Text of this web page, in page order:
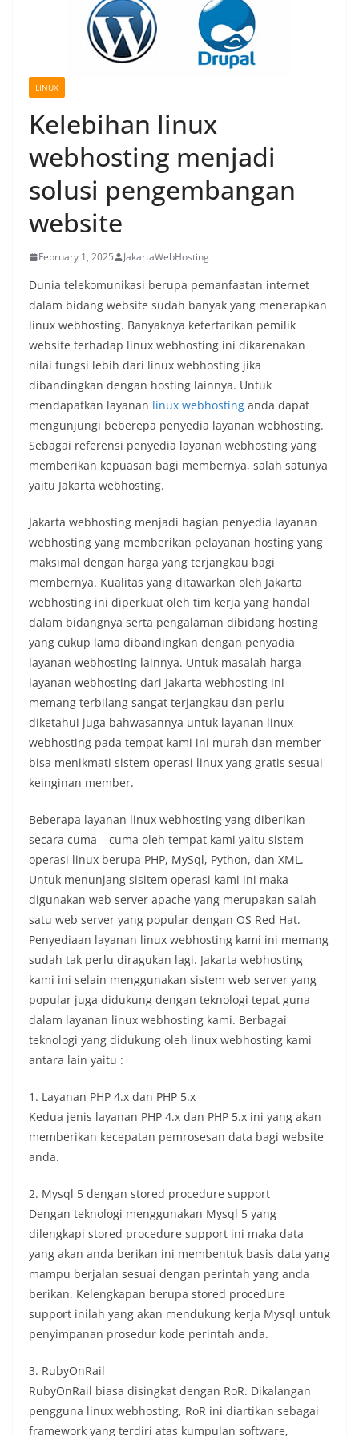
LINUX
Kelebihan linux
webhosting menjadi
solusi pengembangan
website
February 1, 2025 JakartaWebHosting
Dunia telekomunikasi berupa pemanfaatan internet
dalam bidang website sudah banyak yang menerapkan
linux webhosting. Banyaknya ketertarikan pemilik
website terhadap linux webhosting ini dikarenakan
nilai fungsi lebih dari linux webhosting jika
dibandingkan dengan hosting lainnya. Untuk
mendapatkan layanan linux webhosting anda dapat
mengunjungi beberepa penyedia layanan webhosting.
Sebagai referensi penyedia layanan webhosting yang
memberikan kepuasan bagi membernya, salah satunya
yaitu Jakarta webhosting.
Jakarta webhosting menjadi bagian penyedia layanan
webhosting yang memberikan pelayanan hosting yang
maksimal dengan harga yang terjangkau bagi
membernya. Kualitas yang ditawarkan oleh Jakarta
webhosting ini diperkuat oleh tim kerja yang handal
dalam bidangnya serta pengalaman dibidang hosting
yang cukup lama dibandingkan dengan penyadia
layanan webhosting lainnya. Untuk masalah harga
layanan webhosting dari Jakarta webhosting ini
memang terbilang sangat terjangkau dan perlu
diketahui juga bahwasannya untuk layanan linux
webhosting pada tempat kami ini murah dan member
bisa menikmati sistem operasi linux yang gratis sesuai
keinginan member.
Beberapa layanan linux webhosting yang diberikan
secara cuma – cuma oleh tempat kami yaitu sistem
operasi linux berupa PHP, MySql, Python, dan XML.
Untuk menunjang sisitem operasi kami ini maka
digunakan web server apache yang merupakan salah
satu web server yang popular dengan OS Red Hat.
Penyediaan layanan linux webhosting kami ini memang
sudah tak perlu diragukan lagi. Jakarta webhosting
kami ini selain menggunakan sistem web server yang
popular juga didukung dengan teknologi tepat guna
dalam layanan linux webhosting kami. Berbagai
teknologi yang didukung oleh linux webhosting kami
antara lain yaitu :
1. Layanan PHP 4.x dan PHP 5.x
Kedua jenis layanan PHP 4.x dan PHP 5.x ini yang akan
memberikan kecepatan pemrosesan data bagi website
anda.
2. Mysql 5 dengan stored procedure support
Dengan teknologi menggunakan Mysql 5 yang
dilengkapi stored procedure support ini maka data
yang akan anda berikan ini membentuk basis data yang
mampu berjalan sesuai dengan perintah yang anda
berikan. Kelengkapan berupa stored procedure
support inilah yang akan mendukung kerja Mysql untuk
penyimpanan prosedur kode perintah anda.
3. RubyOnRail
RubyOnRail biasa disingkat dengan RoR. Dikalangan
pengguna linux webhosting, RoR ini diartikan sebagai
framework yang terdiri atas kumpulan software,